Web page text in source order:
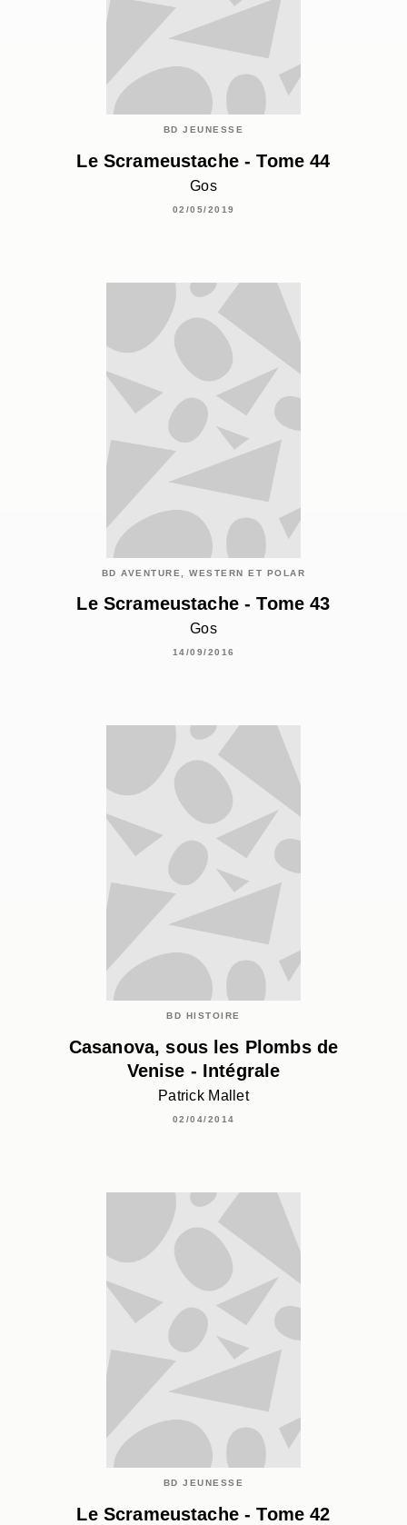
BD JEUNESSE
Le Scrameustache - Tome 44
Gos
02/05/2019
BD AVENTURE, WESTERN ET POLAR
Le Scrameustache - Tome 43
Gos
14/09/2016
BD HISTOIRE
Casanova, sous les Plombs de
Venise - Intégrale
Patrick Mallet
02/04/2014
BD JEUNESSE
Le Scrameustache - Tome 42